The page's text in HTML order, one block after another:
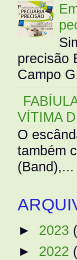
precisão
Campo
VÍTIMA
O
também
(Band),...
► 2023
► 2022